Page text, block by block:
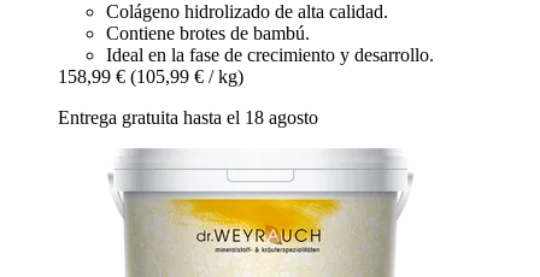
Colágeno hidrolizado de alta calidad.
Contiene brotes de bambú.
Ideal en la fase de crecimiento y desarrollo.
158,99 € (105,99 € / kg)
Entrega gratuita hasta el 18 agosto